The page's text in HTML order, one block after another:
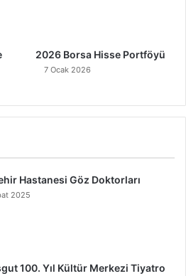
2026 Borsa Hisse Portföyü
7 Ocak 2026
Hastanesi Göz Doktorları
2025
100. Yıl Kültür Merkezi Tiyatro